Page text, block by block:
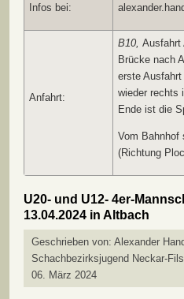
Infos bei:
Anfahrt:
B10, Ausfahrt
Brücke nach
erste
wieder rechts
Ende ist die
Vom Bahnhof
(Richtung
U20- und U12- 4er-
13.04.2024 in Altbach
Geschrieben von: Alexander
Schachbezirksjugend Neckar-
06. März 2024